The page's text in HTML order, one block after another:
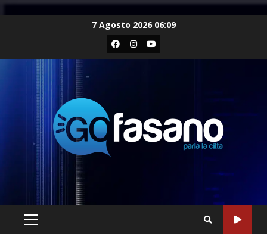
7 Agosto 2026 06:09
Facebook
Instagram
Youtube
PRIMARY